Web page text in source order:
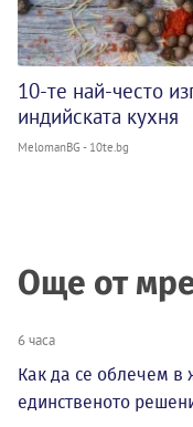
10-те най-често
индийската кухня
MelomanBG - 10te.bg
Още от
6 часа
Как да се облечем в
единственото